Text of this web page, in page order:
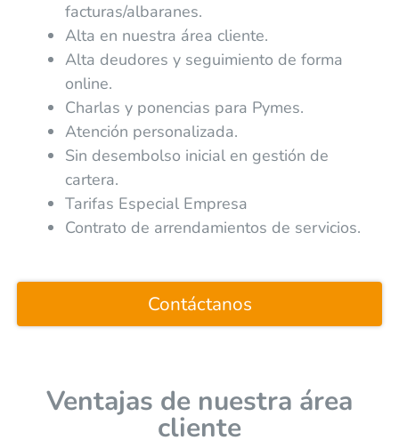
facturas/albaranes.
Alta en nuestra área cliente.
Alta deudores y seguimiento de forma
online.
Charlas y ponencias para Pymes.
Atención personalizada.
Sin desembolso inicial en gestión de
cartera.
Tarifas Especial Empresa
Contrato de arrendamientos de servicios.
Contáctanos
Ventajas de nuestra área
cliente